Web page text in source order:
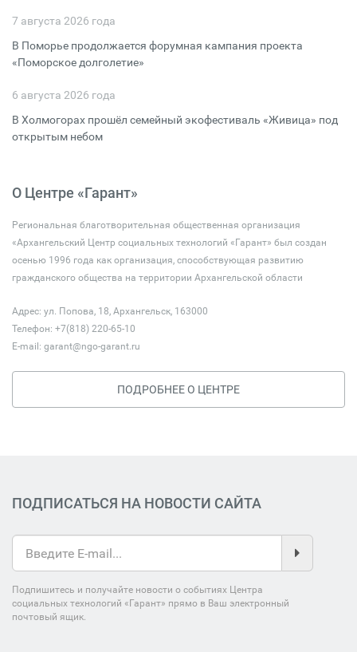
7 августа 2026 года
В Поморье продолжается форумная кампания проекта
«Поморское долголетие»
6 августа 2026 года
В Холмогорах прошёл семейный экофестиваль «Живица» под
открытым небом
О Центре «Гарант»
Региональная благотворительная общественная организация
«Архангельский Центр социальных технологий «Гарант» был создан
осенью 1996 года как организация, способствующая развитию
гражданского общества на территории Архангельской области
Адрес: ул. Попова, 18, Архангельск, 163000
Телефон: +7(818) 220-65-10
E-mail: garant@ngo-garant.ru
ПОДРОБНЕЕ О ЦЕНТРЕ
ПОДПИСАТЬСЯ НА НОВОСТИ САЙТА
Подпишитесь и получайте новости о событиях Центра
социальных технологий «Гарант» прямо в Ваш электронный
почтовый ящик.